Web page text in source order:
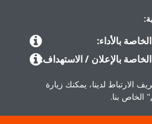
بالأداء:
بالإعلان / الاستهداف:
الارتباط لدينا، يمكنك زيارة
" الخاص بنا.